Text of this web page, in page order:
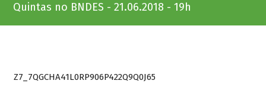
Quintas no BNDES - 21.06.2018 - 19h
Z7_7QGCHA41L0RP906P422Q9Q0J65